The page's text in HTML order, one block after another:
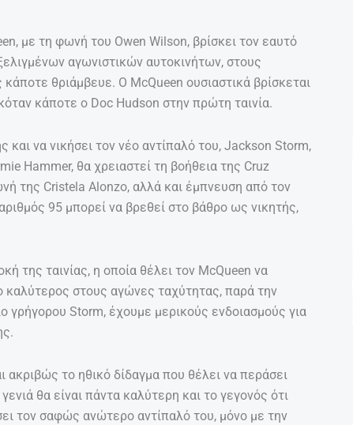
με τη φωνή του Owen Wilson, βρίσκει τον εαυτό
αγωνιστικών αυτοκινήτων, στους
θριάμβευε. Ο McQueen ουσιαστικά βρίσκεται
κάποτε ο Doc Hudson στην πρώτη ταινία.
και να νικήσει τον νέο αντίπαλό του, Jackson Storm,
Hammer, θα χρειαστεί τη βοήθεια της Cruz
της Cristela Alonzo, αλλά και έμπνευση από τον
95 μπορεί να βρεθεί στο βάθρο ως νικητής,
της ταινίας, η οποία θέλει τον McQueen να
καλύτερος στους αγώνες ταχύτητας, παρά την
γρήγορου Storm, έχουμε μερικούς ενδοιασμούς για
ακριβώς το ηθικό δίδαγμα που θέλει να περάσει
θα είναι πάντα καλύτερη και το γεγονός ότι
τον σαφώς ανώτερο αντίπαλό του, μόνο με την